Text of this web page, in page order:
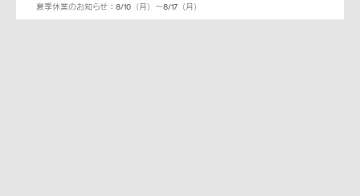
夏季休業のお知らせ：8/10（月）～8/17（月）